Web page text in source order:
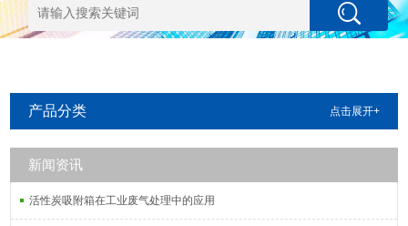
产品分类 点击展开+
新闻资讯
活性炭吸附箱在工业废气处理中的应用